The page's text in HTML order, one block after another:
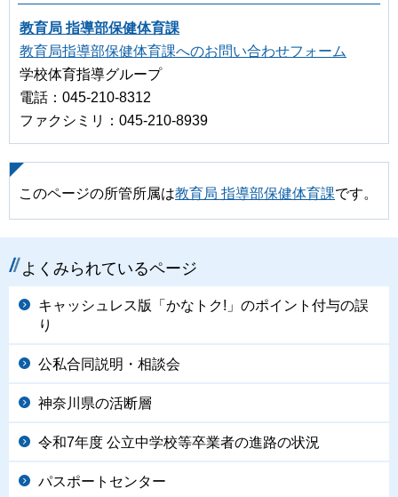
教育局 指導部保健体育課
教育局指導部保健体育課へのお問い合わせフォーム
学校体育指導グループ
電話：045-210-8312
ファクシミリ：045-210-8939
このページの所管所属は教育局 指導部保健体育課です。
よくみられているページ
キャッシュレス版「かなトク!」のポイント付与の誤
り
公私合同説明・相談会
神奈川県の活断層
令和7年度 公立中学校等卒業者の進路の状況
パスポートセンター